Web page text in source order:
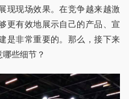
现现场效果。在竞争越来越激
更有效地展示自己的产品、宣
是非常重要的。那么，接下来
哪些细节？